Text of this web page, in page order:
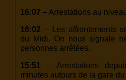
16:07 – Arrestations au
16:02 – Les affrontements
du Midi. On nous signale
personnes arrêtées.
15:51 – Arrestations
minutes autours de la gare du